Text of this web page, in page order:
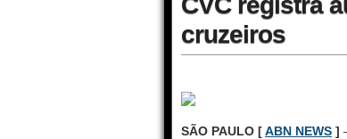
cruzeiros
SÃO PAULO [ABN NEWS ]